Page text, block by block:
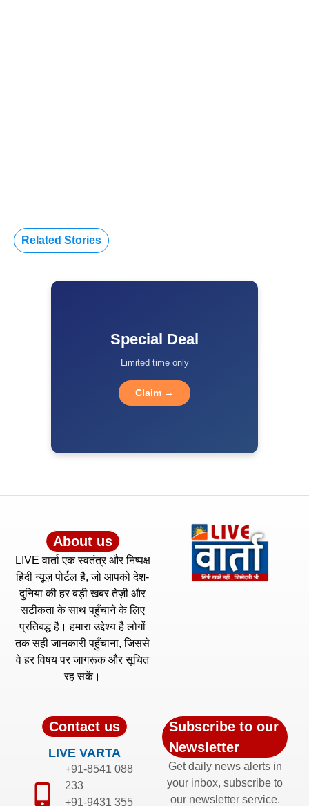
Related Stories
Special Deal
Limited time only
Claim →
About us
LIVE वार्ता एक स्वतंत्र और निष्पक्ष
हिंदी न्यूज़ पोर्टल है, जो आपको देश-
दुनिया की हर बड़ी खबर तेज़ी और
सटीकता के साथ पहुँचाने के लिए
प्रतिबद्ध है। हमारा उद्देश्य है लोगों
तक सही जानकारी पहुँचाना, जिससे
वे हर विषय पर जागरूक और सूचित
रह सकें।
Contact us
LIVE VARTA
+91-8541 088
233
+91-9431 355
Subscribe to our
Newsletter
Get daily news alerts in
your inbox, subscribe to
our newsletter service.